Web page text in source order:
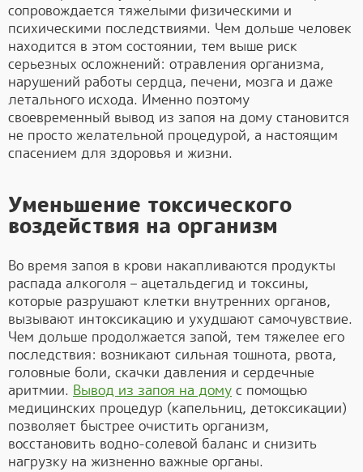
сопровождается тяжелыми физическими и
психическими последствиями. Чем дольше человек
находится в этом состоянии, тем выше риск
серьезных осложнений: отравления организма,
нарушений работы сердца, печени, мозга и даже
летального исхода. Именно поэтому
своевременный вывод из запоя на дому становится
не просто желательной процедурой, а настоящим
спасением для здоровья и жизни.
Уменьшение токсического
воздействия на организм
Во время запоя в крови накапливаются продукты
распада алкоголя – ацетальдегид и токсины,
которые разрушают клетки внутренних органов,
вызывают интоксикацию и ухудшают самочувствие.
Чем дольше продолжается запой, тем тяжелее его
последствия: возникают сильная тошнота, рвота,
головные боли, скачки давления и сердечные
аритмии. Вывод из запоя на дому с помощью
медицинских процедур (капельниц, детоксикации)
позволяет быстрее очистить организм,
восстановить водно-солевой баланс и снизить
нагрузку на жизненно важные органы.